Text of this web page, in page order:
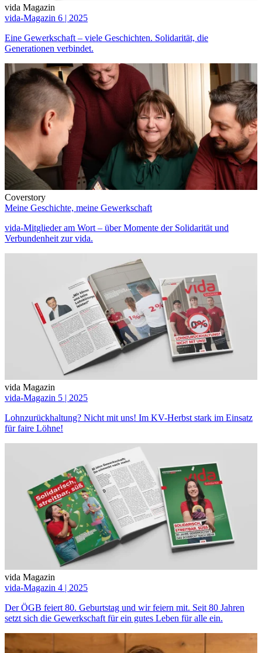
vida Magazin
vida-Magazin 6 | 2025
Eine Gewerkschaft – viele Geschichten. Solidarität, die
Generationen verbindet.
Coverstory
Meine Geschichte, meine Gewerkschaft
vida-Mitglieder am Wort – über Momente der Solidarität und
Verbundenheit zur vida.
vida Magazin
vida-Magazin 5 | 2025
Lohnzurückhaltung? Nicht mit uns! Im KV-Herbst stark im Einsatz
für faire Löhne!
vida Magazin
vida-Magazin 4 | 2025
Der ÖGB feiert 80. Geburtstag und wir feiern mit. Seit 80 Jahren
setzt sich die Gewerkschaft für ein gutes Leben für alle ein.